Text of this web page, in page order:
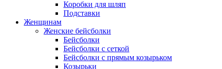
Коробки для шляп
Подставки
Женщинам
Женские бейсболки
Бейсболки
Бейсболки с сеткой
Бейсболки с прямым козырьком
Козырьки